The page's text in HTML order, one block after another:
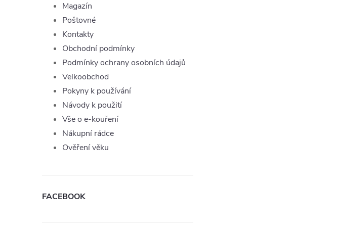
Magazín
Poštovné
Kontakty
Obchodní podmínky
Podmínky ochrany osobních údajů
Velkoobchod
Pokyny k používání
Návody k použití
Vše o e-kouření
Nákupní rádce
Ověření věku
FACEBOOK